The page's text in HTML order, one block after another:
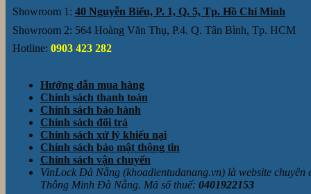
Showroom 1: 40 Nguyễn Biểu, P. 1, Q. 5, Tp. Hồ Chí Minh
Showroom 2: 564 Hoàng Văn Thụ, P.4. Q. Tân Bình, Tp. HCM
Hotline: 0903 423 282
Hướng dẫn mua hàng
Chính sách thanh toán
Chính sách bảo hành
Chính sách đổi trả
Chính sách xử lý khiếu nại
Chính sách bảo mật thông tin
Chính sách vận chuyển
VinLock Đà Nẵng (khoadientudanang.vn) là website
Thông Minh Đà Nẵng. Mã số thuế: 0401922153